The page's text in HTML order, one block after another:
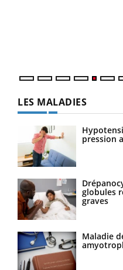
LES MALADIES
pression
globules
graves
Maladie